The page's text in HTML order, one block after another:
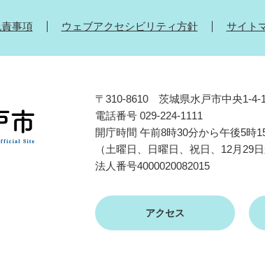
事項 ウェブアクセシビリティ方針 サイト
〒310-8610 茨城県水戸市中央1-4-1
電話番号 029-224-1111
開庁時間 午前8時30分から午後5時
（土曜日、日曜日、祝日、12月29
法人番号4000020082015
アクセス